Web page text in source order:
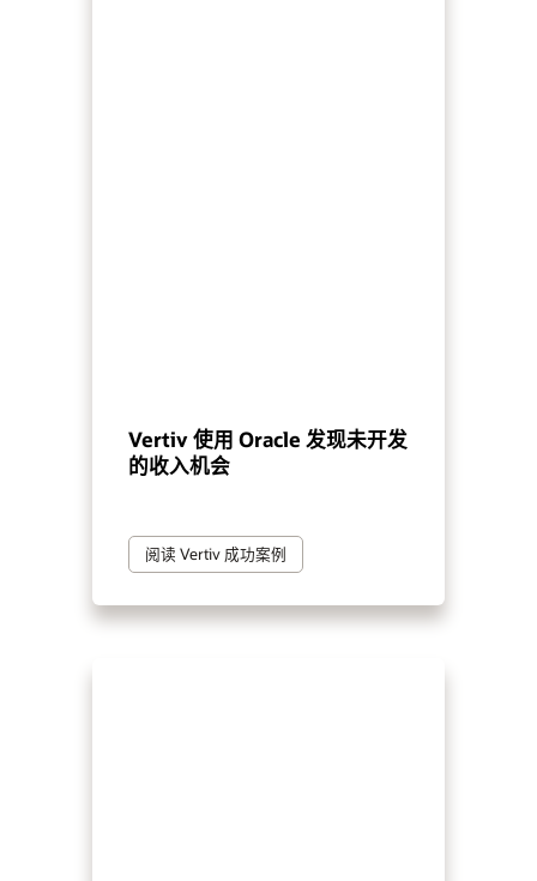
Vertiv 使用 Oracle 发现未开发
的收入机会
阅读 Vertiv 成功案例